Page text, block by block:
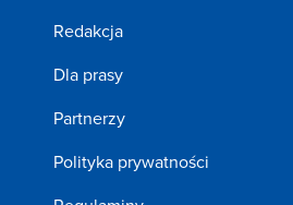
Redakcja
Dla prasy
Partnerzy
Polityka prywatności